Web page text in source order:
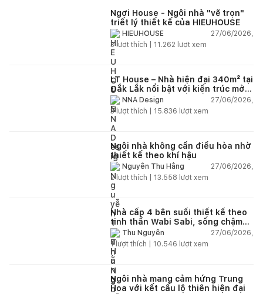
Ngơi House - Ngôi nhà "vẽ trọn"
triết lý thiết kế của HIEUHOUSE
HIEUHOUSE
27/06/2026,
3lượt thích | 11.262 lượt xem
LT House – Nhà hiện đại 340m² tại
Đắk Lắk nổi bật với kiến trúc mở
và hệ sân vườn kết nối thiên
nhiên
NNA Design
27/06/2026,
3lượt thích | 15.836 lượt xem
Ngôi nhà không cần điều hòa nhờ
thiết kế theo khí hậu
Nguyễn Thu Hằng
27/06/2026,
2lượt thích | 13.558 lượt xem
Nhà cấp 4 bên suối thiết kế theo
tinh thần Wabi Sabi, sống chậm
giữa thiên nhiên
Thu Nguyễn
27/06/2026,
1lượt thích | 10.546 lượt xem
Ngôi nhà mang cảm hứng Trung
Hoa với kết cấu lộ thiên hiện đại